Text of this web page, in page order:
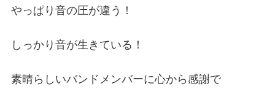
やっぱり音の圧が違う！
しっかり音が生きている！
素晴らしいバンドメンバーに心から感謝で